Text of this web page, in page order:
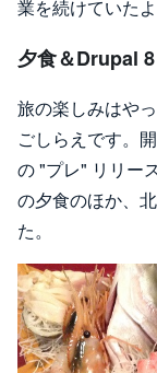
業を続けていたよ
夕食＆Drupal
旅の楽しみはや
ごしらえです。
の "プレ" リリー
の夕食のほか、
た。